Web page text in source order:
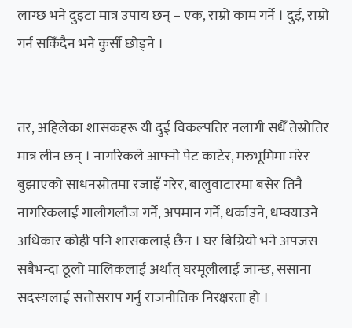
लाग्छ भने दुइटा मात्र उपाय छन् – एक, राम्रो काम गर्ने । दुई, राम्रो
गर्न सकिँदैन भने कुर्सी छोड्ने ।
तर, अहिलेका शासकहरू यी दुई विकल्पतिर नलागी सधैँ तेस्रोतिर
मात्र लीन छन् । नागरिकले आफ्नो पेट काटेर, मरुभूमिमा मरेर
बुझाएको साधनस्रोतमा रजाइँ गरेर, बालुवाटारमा बसेर तिनै
नागरिकलाई गालीगलौज गर्ने, अपमान गर्ने, थर्काउने, धम्क्याउने
अधिकार कोही पनि शासकलाई छैन । घर बिग्रियो भने अपजस
सबैभन्दा ठूलो मालिकलाई अर्थात् घरमूलीलाई जान्छ, ससाना
सदस्यलाई सत्तोसराप गर्नु राजनीतिक निरक्षरता हो ।